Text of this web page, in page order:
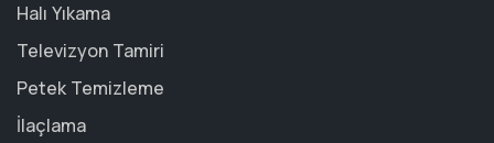
Halı Yıkama
Televizyon Tamiri
Petek Temizleme
İlaçlama